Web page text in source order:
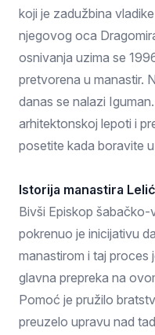
koji je zadužbina
njegovog oca
osnivanja uzima se
pretvorena u manastir.
danas se nalazi
arhitektonskoj lepoti i
posetite kada boravite
Istorija manastira Lelić
Bivši Episkop šabačko-
pokrenuo je inicijativu
manastirom i taj proces
glavna prepreka na
Pomoć je pružilo
preuzelo upravu nad